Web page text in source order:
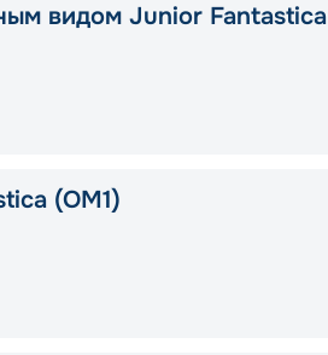
видом Junior Fantastica
(OM1)